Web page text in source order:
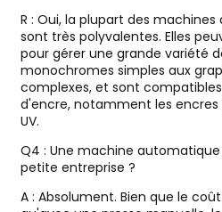
R : Oui, la plupart des
sont très polyvalentes. Elles
pour gérer une grande variété
monochromes simples aux
complexes, et sont
d'encre, notamment les encres
UV.
Q4 : Une machine
petite entreprise ?
A : Absolument. Bien que le